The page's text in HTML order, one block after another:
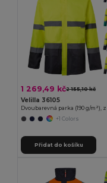
1 269,49 kč2 155,10 kč
Velilla 36105
+1 Colors
Přidat do košíku